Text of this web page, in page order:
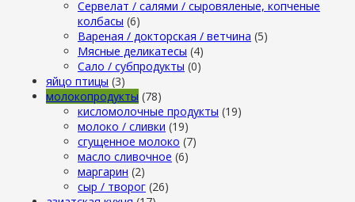
Сервелат / салями / сыровяленые, копченые
колбасы (6)
Вареная / докторская / ветчина (5)
Мясные деликатесы (4)
Сало / субпродукты (0)
яйцо птицы (3)
молокопродукты (78)
кисломолочные продукты (19)
молоко / сливки (19)
сгущенное молоко (7)
масло сливочное (6)
маргарин (2)
сыр / творог (26)